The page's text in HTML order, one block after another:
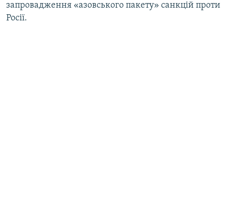
запровадження «азовського пакету» санкцій проти
Росії.